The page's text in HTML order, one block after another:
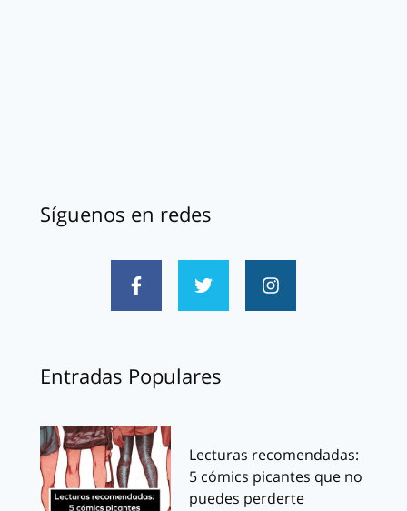
Síguenos en redes
Entradas Populares
Lecturas recomendadas:
5 cómics picantes que no
puedes perderte